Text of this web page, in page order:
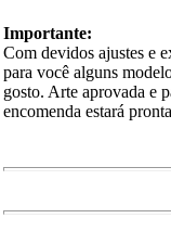
Importante:
Com devidos ajustes e
para você alguns
gosto. Arte aprovada e
encomenda estará